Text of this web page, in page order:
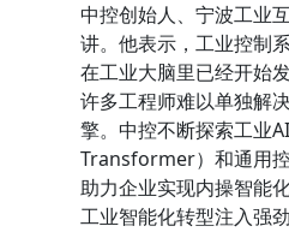
中控创始人、宁波工业
讲。他表示，工业控制
在工业大脑里已经开始
许多工程师难以单独解
擎。中控不断探索工业
Transformer）和通用
助力企业实现内操智能
工业智能化转型注入强劲